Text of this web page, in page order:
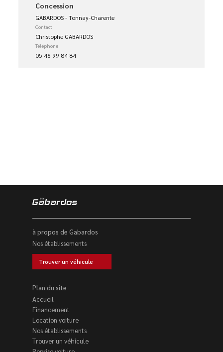
Concession
GABARDOS - Tonnay-Charente
Contact
Christophe GABARDOS
Téléphone
05 46 99 84 84
à propos de Gabardos
Nos établissements
Trouver un véhicule
Plan du site
Accueil
Financement
Location voiture
Nos établissements
Trouver un véhicule